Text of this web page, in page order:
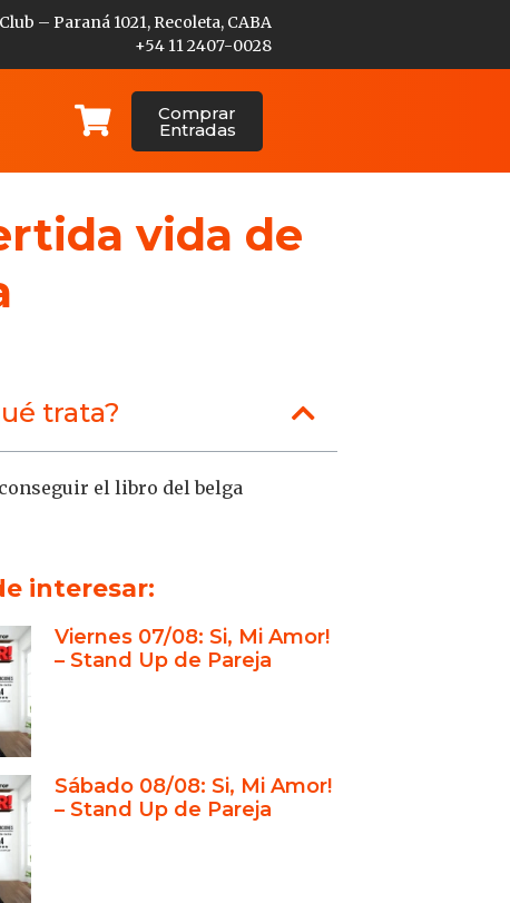
– Paraná 1021, Recoleta, CABA
+54 11 2407-0028
Comprar
Entradas
vida de
trata?
el libro del belga
interesar:
Viernes 07/08: Si, Mi Amor!
– Stand Up de Pareja
Sábado 08/08: Si, Mi Amor!
– Stand Up de Pareja